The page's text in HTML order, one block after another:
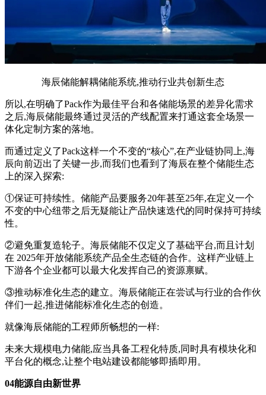
海辰储能解耦储能系统,推动行业共创新生态
所以,在明确了Pack作为最佳平台和各储能场景的差异化需求
之后,海辰储能最终通过灵活的产线配置来打通这套全场景一
体化定制方案的落地。
而通过定义了Pack这样一个不变的“核心”,在产业链协同上,海
辰向前迈出了关键一步,而我们也看到了海辰在整个储能生态
上的深入探索:
①保证可持续性。储能产品要服务20年甚至25年,在定义一个
不变的中心纽带之后无疑能让产品快速迭代的同时保持可持续
性。
②避免重复造轮子。海辰储能不仅定义了基础平台,而且计划
在 2025年开放储能系统产品全生态链的合作。这样产业链上
下游各个企业都可以最大化发挥自己的资源禀赋。
③推动标准化生态的建立。海辰储能正在尝试与行业的合作伙
伴们一起,推进储能标准化生态的创造。
就像海辰储能的工程师所畅想的一样:
未来大规模电力储能,应当具备⼯程化特质,同时具有模块化和
平台化的概念,让整个电站建设都能够即插即用。
04能源自由新世界